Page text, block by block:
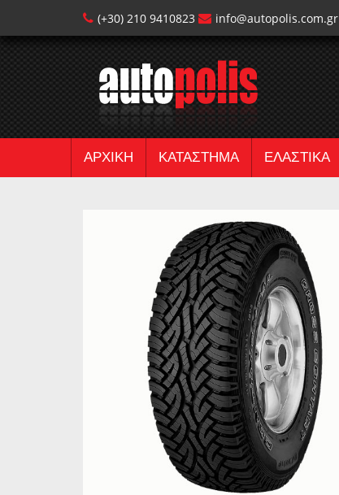
(+30) 210 9410823 info@autopolis.com.gr
ΑΡΧΙΚΗ ΚΑΤΑΣΤΗΜΑ ΕΛΑΣΤΙΚΑ